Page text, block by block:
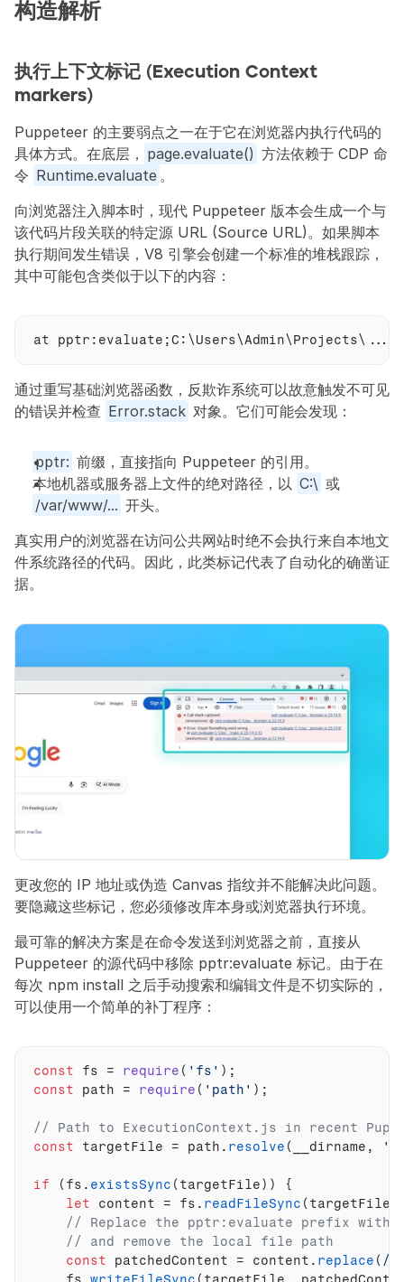
构造解析
执行上下文标记 (Execution Context
markers)
Puppeteer 的主要弱点之一在于它在浏览器内执行代码的
具体方式。在底层， page.evaluate() 方法依赖于 CDP 命
令 Runtime.evaluate 。
向浏览器注入脚本时，现代 Puppeteer 版本会生成一个与
该代码片段关联的特定源 URL (Source URL)。如果脚本
执行期间发生错误，V8 引擎会创建一个标准的堆栈跟踪，
其中可能包含类似于以下的内容：
at pptr : evaluate ;C : \Users\Admin\Projects\...\
通过重写基础浏览器函数，反欺诈系统可以故意触发不可见
的错误并检查 Error.stack 对象。它们可能会发现：
pptr: 前缀，直接指向 Puppeteer 的引用。
本地机器或服务器上文件的绝对路径，以 C:\
/var/www/... 开头。
真实用户的浏览器在访问公共网站时绝不会执行来自本地文
件系统路径的代码。因此，此类标记代表了自动化的确凿证
据。
更改您的 IP 地址或伪造 Canvas 指纹并不能解决此问题。
要隐藏这些标记，您必须修改库本身或浏览器执行环境。
最可靠的解决方案是在命令发送到浏览器之前，直接从
Puppeteer 的源代码中移除 pptr:evaluate 标记。由于在
每次 npm install 之后手动搜索和编辑文件是不切实际的，
可以使用一个简单的补丁程序：
const fs = require ( 'fs' ) ;
const
path = require ( 'path' ) ;
// Path to ExecutionContext.js in recent
const
targetFile = path . resolve ( __dirname ,
if ( fs . existsSync ( targetFile) )
{
let
content = fs . readFileSync ( targetFile
// Replace the pptr:evaluate prefix with
// and remove the local file path
const
patchedContent = content . replace ( /